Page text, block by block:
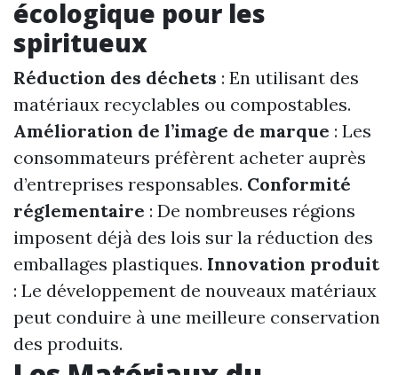
écologique pour les
spiritueux
Réduction des déchets : En utilisant des
matériaux recyclables ou compostables.
Amélioration de l’image de marque : Les
consommateurs préfèrent acheter auprès
d’entreprises responsables. Conformité
réglementaire : De nombreuses régions
imposent déjà des lois sur la réduction des
emballages plastiques. Innovation produit
: Le développement de nouveaux matériaux
peut conduire à une meilleure conservation
des produits.